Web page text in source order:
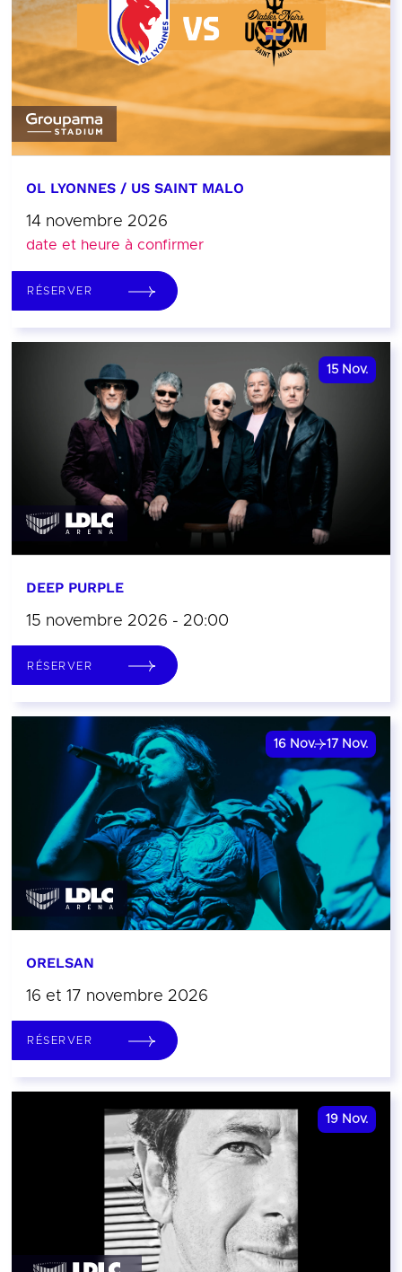
OL LYONNES / US SAINT MALO
14 novembre 2026
date et heure à confirmer
RÉSERVER
15 Nov.
DEEP PURPLE
15 novembre 2026 - 20:00
RÉSERVER
16 Nov. 17 Nov.
ORELSAN
16 et 17 novembre 2026
RÉSERVER
19 Nov.